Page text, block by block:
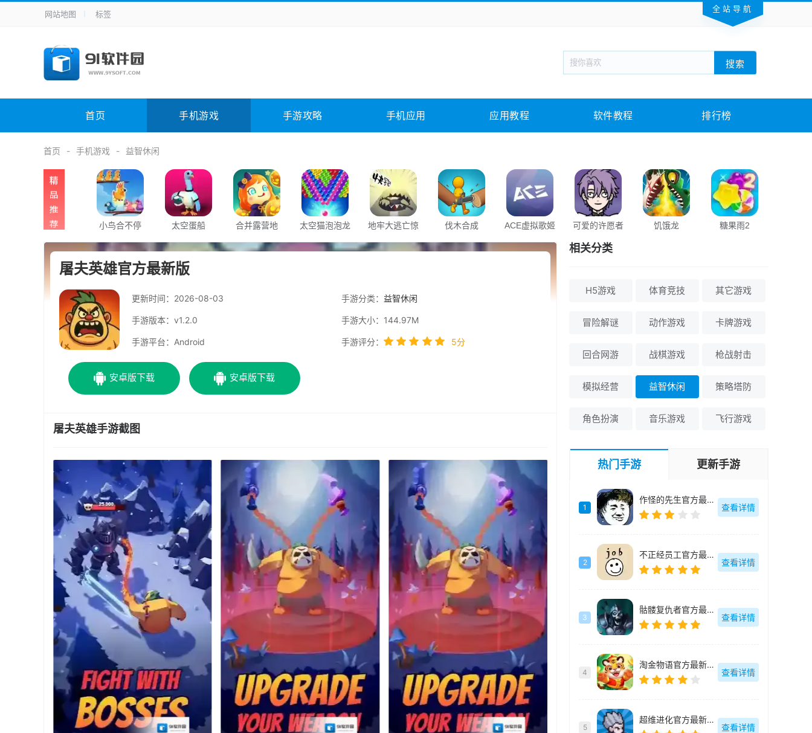
手机应用 新闻阅读 旅游出行 生活实用
手机游戏 H5游戏 回合网游 战棋游戏 枪战射击
电脑软件 其它类别 图形软件 安全相关 应用软件 影音软件 插件下载 教育教学 游戏娱乐 系统软件 素材下载
未分类 综合其它
全站导航
网站地图 标签
搜索
首页 手机游戏 手游攻略 手机应用 应用教程 软件教程 排行榜
首页 手机游戏 益智休闲
小鸟合不停 太空蛋船 合并露营地 太空猫泡泡龙
地牢大逃亡惊
伐木合成 ACE虚拟歌姬 可爱的许愿者 饥饿龙 糖果雨2
屠夫英雄官方最新版
更新时间： 2026-08-03 手游分类： 益智休闲
手游版本：v1.2.0 手游大小：144.97M
手游平台：Android 手游评分： 5分
安卓版下载 安卓版下载
屠夫英雄手游截图
相关分类
H5游戏 体育竞技 其它游戏
冒险解谜 动作游戏 卡牌游戏
回合网游 战棋游戏 枪战射击
模拟经营 益智休闲 策略塔防
角色扮演 音乐游戏 飞行游戏
热门手游 更新手游
1
作怪的先生官方最新版-v1.0.0
查看详情
2
不正经员工官方最新版-v1.15
查看详情
3
骷髅复仇者官方最新版-v1.0.7.4
查看详情
4
淘金物语官方最新版-v1.0.4
查看详情
5
超维进化官方最新版-v1.3
查看详情